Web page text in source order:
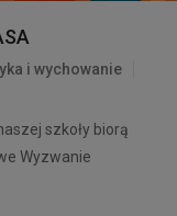
i wychowanie
szkoły biorą
Wyzwanie